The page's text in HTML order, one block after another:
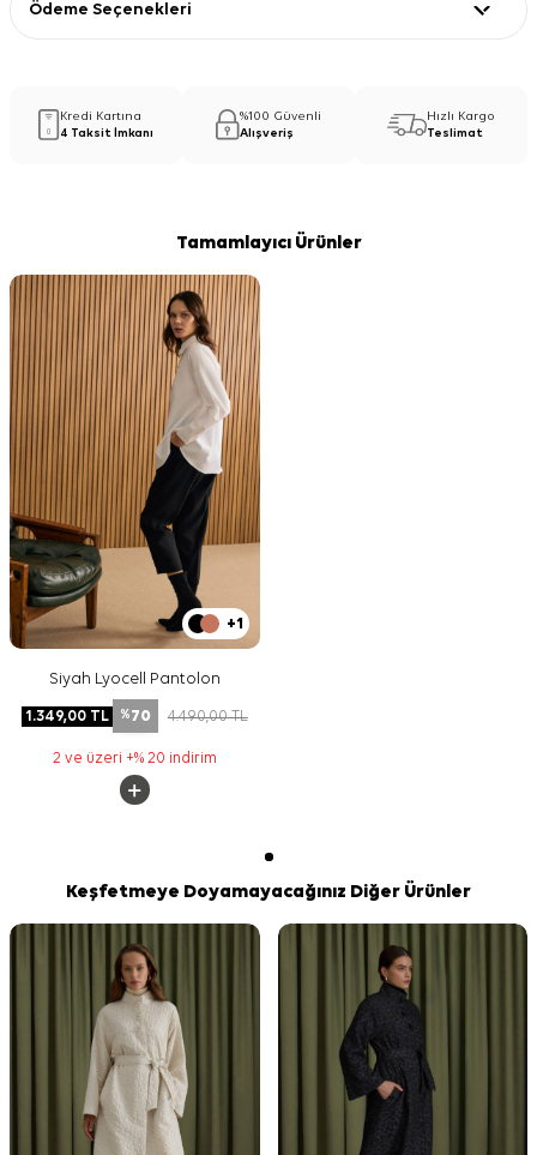
Ödeme Seçenekleri
Kredi Kartına
4 Taksit İmkanı
%100 Güvenli
Alışveriş
Hızlı Kargo
Teslimat
Tamamlayıcı Ürünler
+1
Siyah Lyocell Pantolon
1.349,00TL %70 4.490,00TL
2 ve üzeri +% 20 indirim
Keşfetmeye Doyamayacağınız Diğer Ürünler